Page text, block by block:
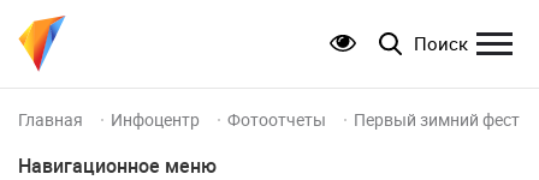
Поиск
Главная Инфоцентр Фотоотчеты Первый зимний
Навигационное меню